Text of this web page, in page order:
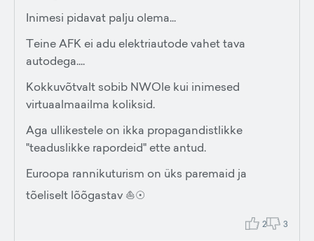
Inimesi pidavat palju olema...
Teine AFK ei adu elektriautode vahet tava
autodega....
Kokkuvõtvalt sobib NWOle kui inimesed
virtuaalmaailma koliksid.
Aga ullikestele on ikka propagandistlikke
"teaduslikke rapordeid" ette antud.
Euroopa rannikuturism on üks paremaid ja
tõeliselt lõõgastav ⛵☉
2 3